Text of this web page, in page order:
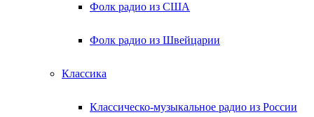
Фолк радио из США
Фолк радио из Швейцарии
Классика
Классическо-музыкальное радио из России